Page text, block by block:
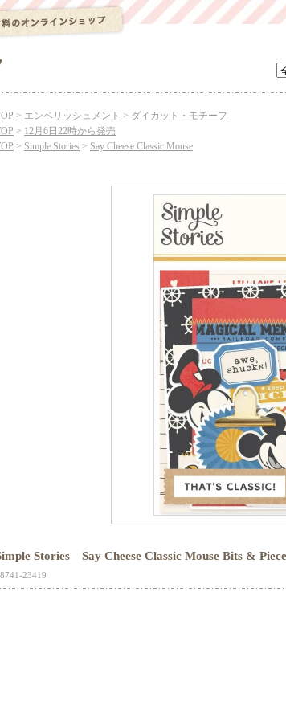
> エンベリッシュメント > ダイカット・モチーフ
> 12月6日22時から発売
> Simple Stories > Say Cheese Classic Mouse
Stories Say Cheese Classic Mouse Bits &
23419